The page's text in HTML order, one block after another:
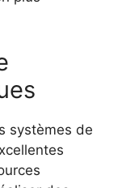
systèmes de